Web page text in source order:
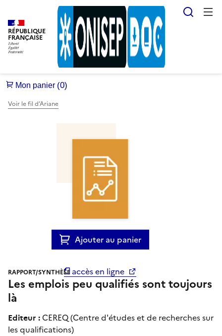
RÉPUBLIQUE
FRANÇAISE
Voir le fil d’Ariane
Ajouter au panier
accès en ligne
RAPPORT/SYNTHÈSE
Les emplois peu qualifiés sont toujours
là
Editeur : CEREQ (Centre d'études et de recherches sur
les qualifications)